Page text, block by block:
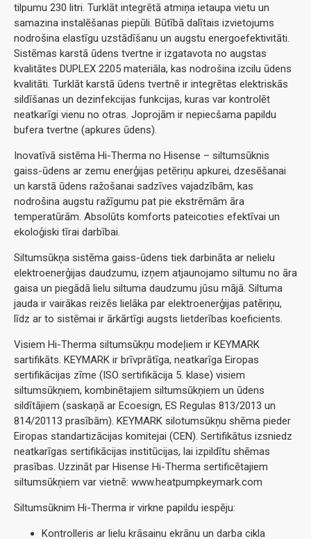
tilpumu 230 litri. Turklāt integrētā atmiņa ietaupa vietu un
samazina instalēšanas piepūli. Būtībā dalītais izvietojums
nodrošina elastīgu uzstādīšanu un augstu energoefektivitāti.
Sistēmas karstā ūdens tvertne ir izgatavota no augstas
kvalitātes DUPLEX 2205 materiāla, kas nodrošina izcilu ūdens
kvalitāti. Turklāt karstā ūdens tvertnē ir integrētas elektriskās
sildīšanas un dezinfekcijas funkcijas, kuras var kontrolēt
neatkarīgi vienu no otras. Joprojām ir nepiecšama papildu
bufera tvertne (apkures ūdens).
Inovatīvā sistēma Hi-Therma no Hisense – siltumsūknis
gaiss-ūdens ar zemu enerģijas petēriņu apkurei, dzesēšanai
un karstā ūdens ražošanai sadzīves vajadzībām, kas
nodrošina augstu ražīgumu pat pie ekstrēmām āra
temperatūrām. Absolūts komforts pateicoties efektīvai un
ekoloģiski tīrai darbībai.
Siltumsūkņa sistēma gaiss-ūdens tiek darbināta ar nelielu
elektroenerģijas daudzumu, izņem atjaunojamo siltumu no āra
gaisa un piegādā lielu siltuma daudzumu jūsu mājā. Siltuma
jauda ir vairākas reizēs lielāka par elektroenerģijas patēriņu,
līdz ar to sistēmai ir ārkārtīgi augsts lietderības koeficients.
Visiem Hi-Therma siltumsūkņu modeļiem ir KEYMARK
sartifikāts. KEYMARK ir brīvprātīga, neatkarīga Eiropas
sertifikācijas zīme (ISO sertifikācija 5. klase) visiem
siltumsūkņiem, kombinētajiem siltumsūkņiem un ūdens
sildītājiem (saskaņā ar Ecoesign, ES Regulas 813/2013 un
814/20113 prasībām). KEYMARK silotumsūkņu shēma pieder
Eiropas standartizācijas komitejai (CEN). Sertifikātus izsniedz
neatkarīgas sertifikācijas institūcijas, lai izpildītu shēmas
prasības. Uzzināt par Hisense Hi-Therma sertificētajiem
siltumsūkņiem var vietnē: www.heatpumpkeymark.com
Siltumsūknim Hi-Therma ir virkne papildu iespēju:
Kontrolleris ar lielu krāsainu ekrānu un darba cikla